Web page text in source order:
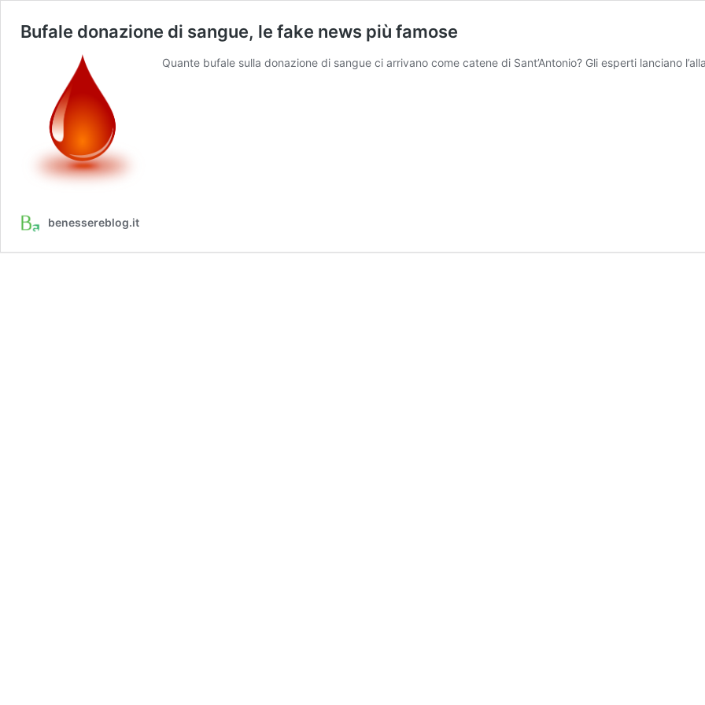
Bufale donazione di sangue, le fake news più famose
Quante bufale sulla donazione di sangue ci arrivano come catene di Sant’Antonio? Gli esperti lanciano
benessereblog.it